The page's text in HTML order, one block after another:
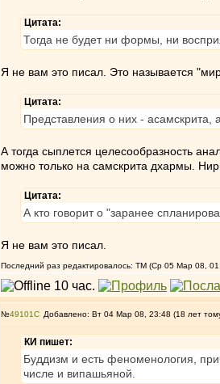
Цитата:
Тогда не будет ни формы, ни
Я не вам это писал. Это называется
Цитата:
Представления о них -
А тогда сыплется целесообразность
можно только на самскрита дхармы.
Цитата:
А кто говорит о "заранее
Я не вам это писал.
Последний раз редактировалось: ТМ (Ср 05 Мар 08,
№49101 Добавлено: Вт 04 Мар 08, 23:48 (18 лет
КИ пишет:
Буддизм и есть феноменология,
числе и випашьяной.